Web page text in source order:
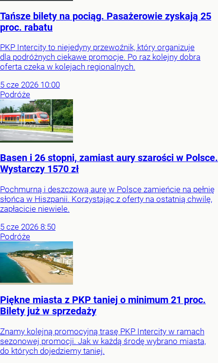
Tańsze bilety na pociąg. Pasażerowie zyskają 25
proc. rabatu
PKP Intercity to niejedyny przewoźnik, który organizuje
dla podróżnych ciekawe promocje. Po raz kolejny dobra
oferta czeka w kolejach regionalnych.
5 cze 2026 10:00
Podróże
Basen i 26 stopni, zamiast aury szarości w Polsce.
Wystarczy 1570 zł
Pochmurną i deszczową aurę w Polsce zamieńcie na pełnię
słońca w Hiszpanii. Korzystając z oferty na ostatnią chwilę,
zapłacicie niewiele.
5 cze 2026 8:50
Podróże
Piękne miasta z PKP taniej o minimum 21 proc.
Bilety już w sprzedaży
Znamy kolejną promocyjną trasę PKP Intercity w ramach
sezonowej promocji. Jak w każdą środę wybrano miasta,
do których dojedziemy taniej.